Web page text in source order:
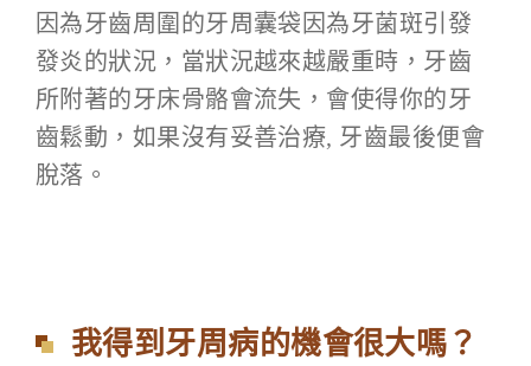
因為牙齒周圍的牙周囊袋因為牙菌斑引發
發炎的狀況，當狀況越來越嚴重時，牙齒
所附著的牙床骨骼會流失，會使得你的牙
齒鬆動，如果沒有妥善治療, 牙齒最後便會
脫落。
我得到牙周病的機會很大嗎？